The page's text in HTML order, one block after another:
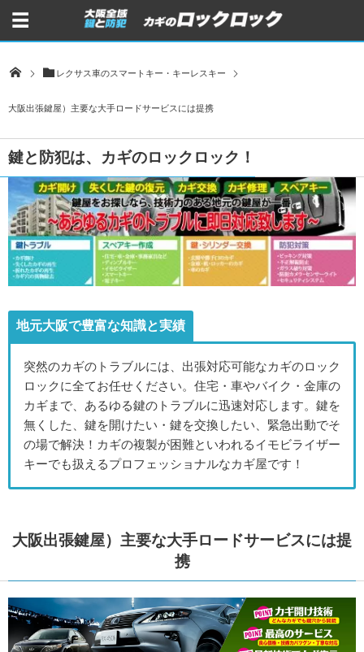
レクサス車のスマートキー・キーレスキー
大阪出張鍵屋）主要な大手ロードサービスには提携
鍵と防犯は、カギのロックロック！
地元大阪で豊富な知識と実績
突然のカギのトラブルには、出張対応可能なカギのロック
ロックに全てお任せください。住宅・車やバイク・金庫の
カギまで、あるゆる鍵のトラブルに迅速対応します。鍵を
無くした、鍵を開けたい・鍵を交換したい、緊急出動でそ
の場で解決！カギの複製が困難といわれるイモビライザー
キーでも扱えるプロフェッショナルなカギ屋です！
大阪出張鍵屋）主要な大手ロードサービスには提
携